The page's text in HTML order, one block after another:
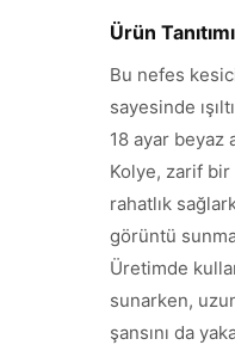
Ürün Tanıtımı
Bu nefes
sayesinde
18 ayar beyaz
Kolye, zarif bir
rahatlık
görüntü
Üretimde
sunarken,
şansını da